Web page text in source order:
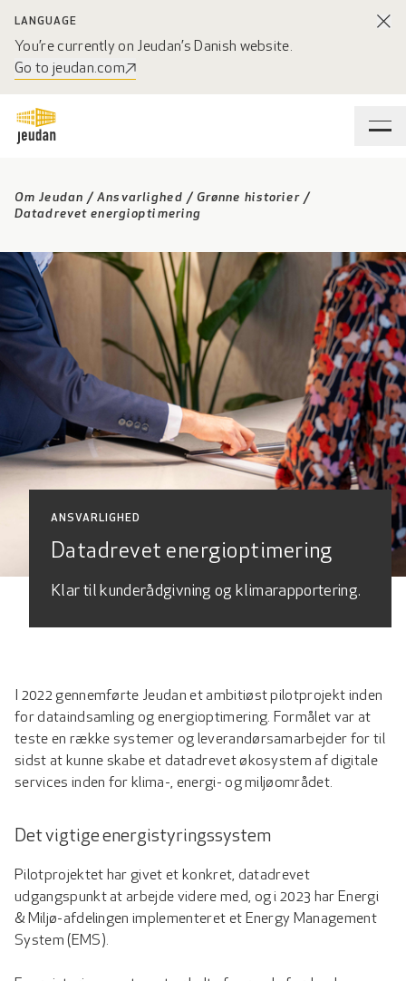
LANGUAGE
You’re currently on Jeudan’s Danish website.
Go to jeudan.com
Om Jeudan / Ansvarlighed / Grønne historier /
Datadrevet energioptimering
ANSVARLIGHED
Datadrevet energioptimering
Klar til kunderådgivning og klimarapportering.
I 2022 gennemførte Jeudan et ambitiøst pilotprojekt inden
for dataindsamling og energioptimering. Formålet var at
teste en række systemer og leverandørsamarbejder for til
sidst at kunne skabe et datadrevet økosystem af digitale
services inden for klima-, energi- og miljøområdet.
Det vigtige energistyringssystem
Pilotprojektet har givet et konkret, datadrevet
udgangspunkt at arbejde videre med, og i 2023 har Energi
& Miljø-afdelingen implementeret et Energy Management
System (EMS).